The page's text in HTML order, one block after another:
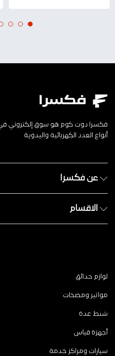
فكسرا دوت كوم هو سوق إلكتروني
أنواع العدد الكهربائية واليدوية
عن فكسرا
الاقسام
لوازم حدائق
مواتير ومضخات
شنط عدة
أجهزة قياس
سيارات ومراكز خدمة